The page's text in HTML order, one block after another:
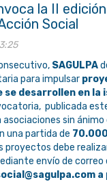
la II
Social
SAGULPA
para impulsar
se desarrollen en la
publicada
asociaciones sin ánimo
una partida de
proyectos debe
envío de correo
a